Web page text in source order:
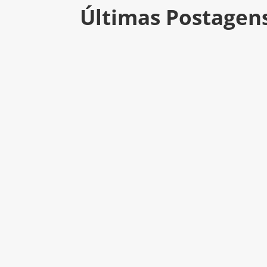
Últimas